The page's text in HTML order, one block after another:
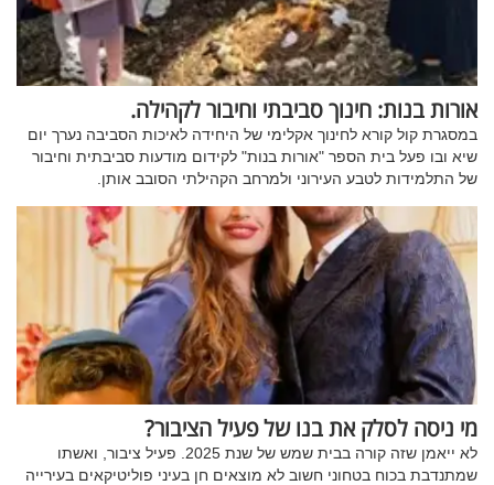
אורות בנות: חינוך סביבתי וחיבור לקהילה.
במסגרת קול קורא לחינוך אקלימי של היחידה לאיכות הסביבה נערך יום
שיא ובו פעל בית הספר "אורות בנות" לקידום מודעות סביבתית וחיבור
של התלמידות לטבע העירוני ולמרחב הקהילתי הסובב אותן
מי ניסה לסלק את בנו של פעיל הציבור?
לא ייאמן שזה קורה בבית שמש של שנת 2025. פעיל ציבור, ואשתו
שמתנדבת בכוח בטחוני חשוב לא מוצאים חן בעיני פוליטיקאים בעירייה